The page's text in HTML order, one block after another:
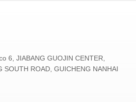
6, JIABANG GUOJIN CENTER,
SOUTH ROAD, GUICHENG NANHAI